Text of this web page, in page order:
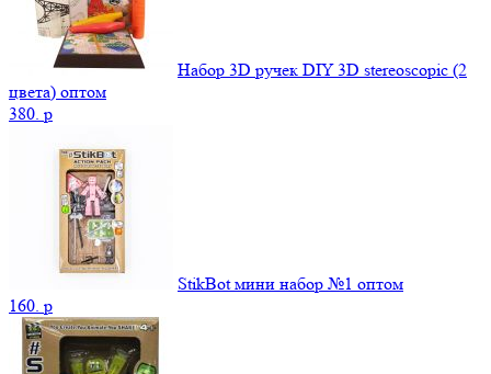
Набор 3D ручек DIY 3D stereoscopic (2
цвета) оптом
380. p
StikBot мини набор №1 оптом
160. p